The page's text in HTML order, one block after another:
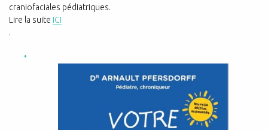
craniofaciales pédiatriques.
Lire la suite ICI
.